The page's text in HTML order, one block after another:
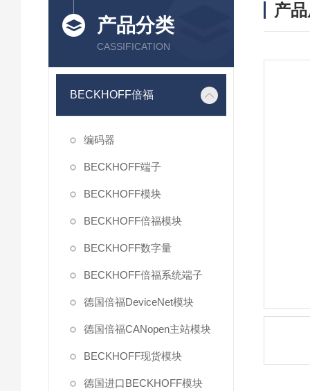
产品分类
CASSIFICATION
BECKHOFF倍福
编码器
BECKHOFF端子
BECKHOFF模块
BECKHOFF倍福模块
BECKHOFF数字量
BECKHOFF倍福系统端子
德国倍福DeviceNet模块
德国倍福CANopen主站模块
BECKHOFF现货模块
德国进口BECKHOFF模块
产